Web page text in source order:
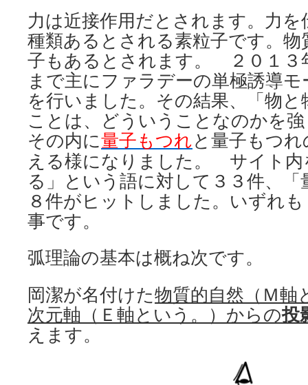
力は近接作用だとされます。力
種類あるとされる素粒子です。
子もあるとされます。 ２０１３
まで主にファラデーの単極誘導
を行いました。その結果、「物
ことは、どういうことなのかを
その内に量子もつれと量子もつ
える様になりました。 サイト内
る」という語に対して３３件、
８件がヒットしました。いずれ
事です。
弧理論の基本は概ね次です。
岡潔が名付けた物質的自然（Ｍ軸
次元軸（Ｅ軸という。）からの投
えます。